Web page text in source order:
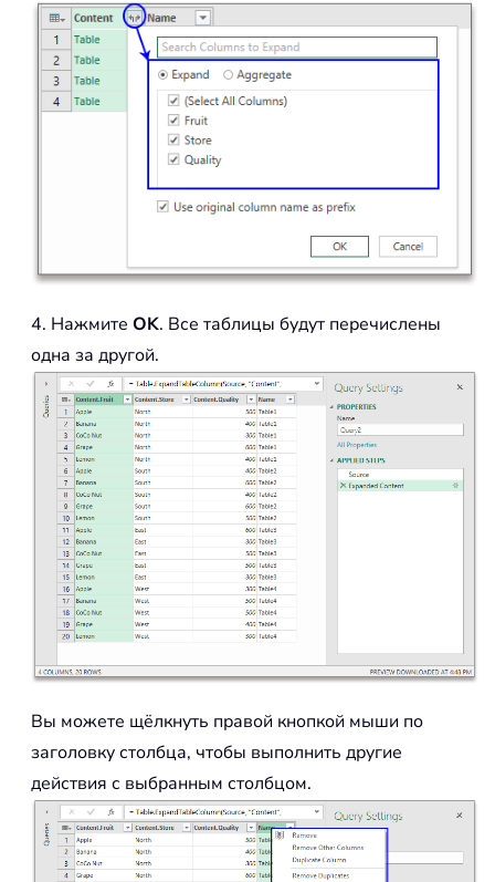
4. Нажмите OK. Все таблицы будут перечислены
одна за другой.
Вы можете щёлкнуть правой кнопкой мыши по
заголовку столбца, чтобы выполнить другие
действия с выбранным столбцом.